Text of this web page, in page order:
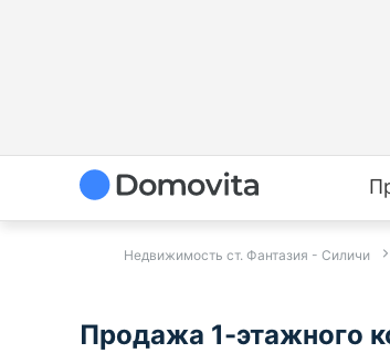
Недвижимость ст. Фантазия - Силичи
Продажа 1-этажного